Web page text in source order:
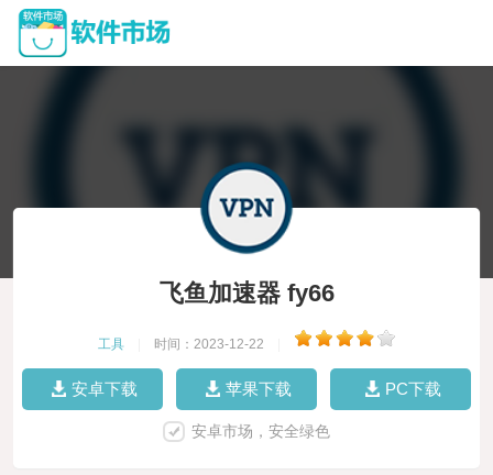
飞鱼加速器 fy66
工具 时间：2023-12-22
安卓下载 苹果下载 PC下载
安卓市场，安全绿色